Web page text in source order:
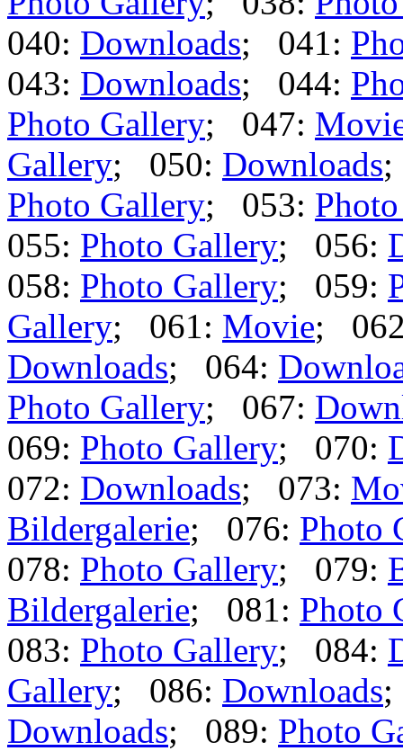
040: Downloads; 041:
043: Downloads; 044:
Photo Gallery; 047:
Gallery; 050: Downloads
Photo Gallery; 053:
055: Photo Gallery; 056:
058: Photo Gallery; 059:
Gallery; 061: Movie;
Downloads; 064:
Photo Gallery; 067:
069: Photo Gallery; 070:
072: Downloads; 073:
Bildergalerie; 076: Photo
078: Photo Gallery; 079:
Bildergalerie; 081: Photo
083: Photo Gallery; 084:
Gallery; 086: Downloads
Downloads; 089: Photo